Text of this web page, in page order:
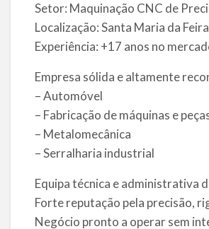
Setor: Maquinação CNC de
Localização: Santa Maria da Feira
Experiência: +17 anos no
Empresa sólida e altamente
– Automóvel
– Fabricação de máquinas e
– Metalomecânica
– Serralharia industrial
Equipa técnica e administrativa
Forte reputação pela precisão,
Negócio pronto a operar sem